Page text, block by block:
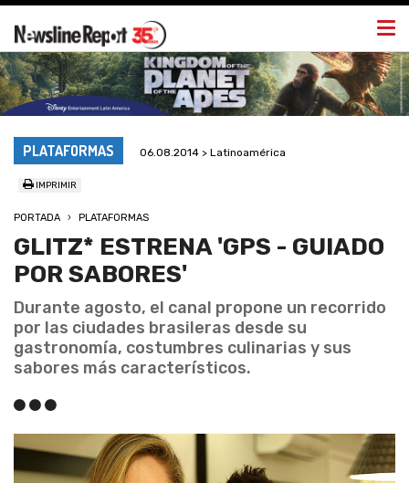
PLATAFORMAS 06.08.2014 > Latinoamérica
IMPRIMIR
PORTADA PLATAFORMAS
GLITZ* ESTRENA 'GPS - GUIADO
POR SABORES'
Durante agosto, el canal propone un recorrido
por las ciudades brasileras desde su
gastronomía, costumbres culinarias y sus
sabores más característicos.